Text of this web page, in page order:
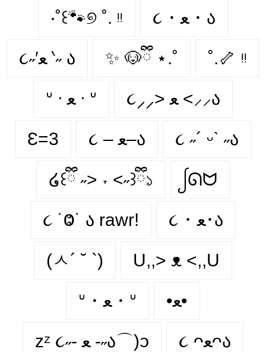
‧˚꒰🐾୭ ˚. ᵎᵎ ૮・ﻌ・ა
૮˶′ﻌ ‵˶ ა ✨ 🐶ྀི ⋆.˚ ˚.🦴 ᵎᵎ
ᐡ ᐧ ﻌ ᐧ ᐡ ૮⸝⸝> ﻌ <⸝⸝ა
Ɛ=3 ૮ – ﻌ–ა ૮ ˶´ ᵕˋ ˶ა
໒꒰ྀི ˶> ˕ <˶꒱ྀི১ ᩭᘏᗢ
૮ ˙Ⱉ˙ ა rawr! ૮ ･ ﻌ･ა
(ㅅ´ ˘ `) U,,> ᴥ <,,U
ᐡ・ﻌ・ᐡ •ﻌ•
zᶻ ૮˶- ﻌ -˶ა⌒)ᦱ ૮ ᴖﻌᴖა